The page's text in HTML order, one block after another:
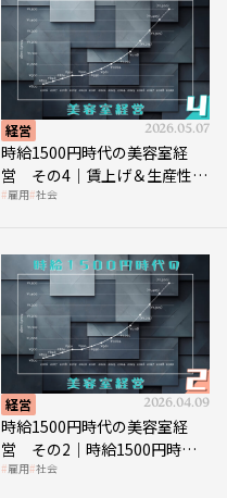
経営 2026.05.07
時給1500円時代の美容室経
営 その4｜賃上げ＆生産性向
上につなげる賢い助成金活用
雇用 社会
経営 2026.04.09
時給1500円時代の美容室経
営 その2｜時給1500円時代
に支払う給与はいくらなのか
雇用 社会